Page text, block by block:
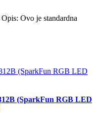
Ovo je standardna
(SparkFun RGB LED